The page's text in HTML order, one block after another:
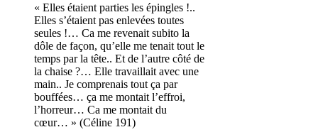
« Elles étaient parties les épingles !..
Elles s’étaient pas enlevées toutes
seules !… Ca me revenait subito la
dôle de façon, qu’elle me tenait tout le
temps par la tête.. Et de l’autre côté de
la chaise ?… Elle travaillait avec une
main.. Je comprenais tout ça par
bouffées… ça me montait l’effroi,
l’horreur… Ca me montait du
cœur… » (Céline 191)